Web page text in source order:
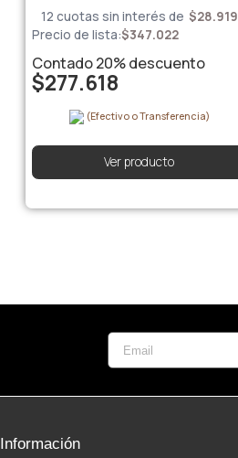
12 cuotas sin interés de $28.919
Precio de lista:$347.022
Contado20%descuento
$277.618
(Efectivo o Transferencia)
Ver producto
Información